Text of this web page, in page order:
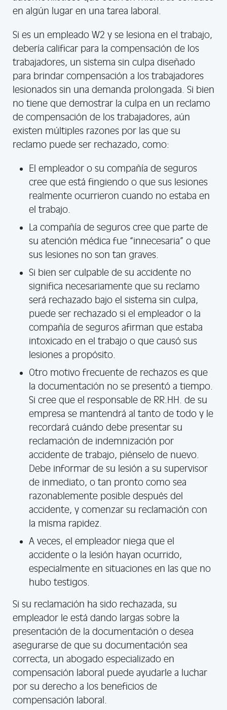
en algún lugar en una tarea laboral.
Si es un empleado W2 y se lesiona en el trabajo,
debería calificar para la compensación de los
trabajadores, un sistema sin culpa diseñado
para brindar compensación a los trabajadores
lesionados sin una demanda prolongada. Si bien
no tiene que demostrar la culpa en un reclamo
de compensación de los trabajadores, aún
existen múltiples razones por las que su
reclamo puede ser rechazado, como:
El empleador o su compañía de seguros
cree que está fingiendo o que sus lesiones
realmente ocurrieron cuando no estaba en
el trabajo.
La compañía de seguros cree que parte de
su atención médica fue “innecesaria” o que
sus lesiones no son tan graves.
Si bien ser culpable de su accidente no
significa necesariamente que su reclamo
será rechazado bajo el sistema sin culpa,
puede ser rechazado si el empleador o la
compañía de seguros afirman que estaba
intoxicado en el trabajo o que causó sus
lesiones a propósito.
Otro motivo frecuente de rechazos es que
la documentación no se presentó a tiempo.
Si cree que el responsable de RR.HH. de su
empresa se mantendrá al tanto de todo y le
recordará cuándo debe presentar su
reclamación de indemnización por
accidente de trabajo, piénselo de nuevo.
Debe informar de su lesión a su supervisor
de inmediato, o tan pronto como sea
razonablemente posible después del
accidente, y comenzar su reclamación con
la misma rapidez.
A veces, el empleador niega que el
accidente o la lesión hayan ocurrido,
especialmente en situaciones en las que no
hubo testigos.
Si su reclamación ha sido rechazada, su
empleador le está dando largas sobre la
presentación de la documentación o desea
asegurarse de que su documentación sea
correcta, un abogado especializado en
compensación laboral puede ayudarle a luchar
por su derecho a los beneficios de
compensación laboral.